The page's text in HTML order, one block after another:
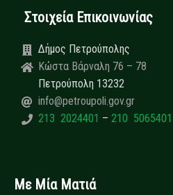
Στοιχεία Επικοινωνίας
Δήμος Πετρούπολης
Κώστα Βάρναλη 76 – 78
Πετρούπολη 13232
info@petroupoli.gov.gr
213 2024401 – 210 5065401
Με Μία Ματιά